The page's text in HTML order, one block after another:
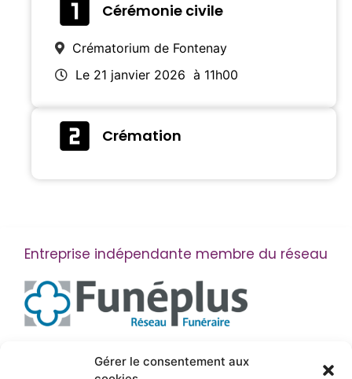
Gérer le consentement aux
Cérémonie civile
Crématorium de Fontenay
Le 21 janvier 2026 à 11h00
Crémation
Entreprise indépendante membre du réseau
Suivez-nous